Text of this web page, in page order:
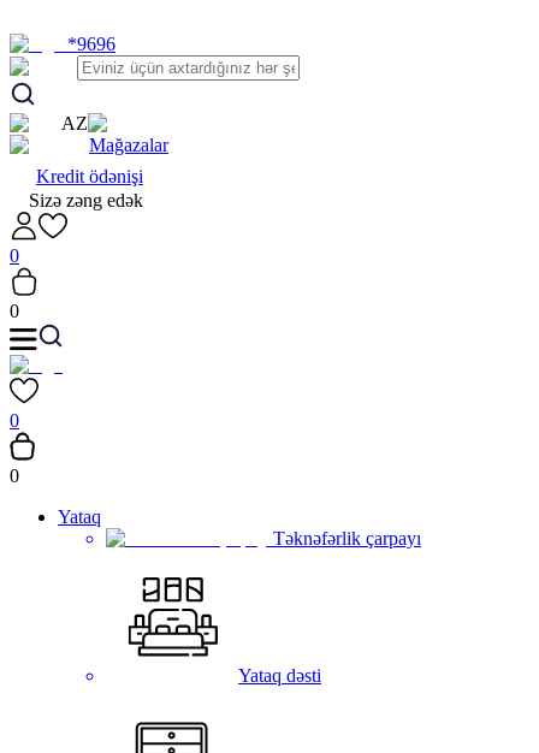
*9696
AZ
Mağazalar
Kredit ödənişi
Sizə zəng edək
0
0
0
0
Yataq
Təknəfərlik çarpayı
Yataq dəsti